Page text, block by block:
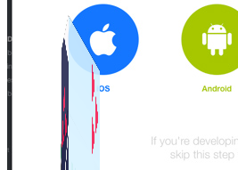
Simple Replay
App ghi hình tự động quy trình
Shopee, Lazada, Tiktokshop